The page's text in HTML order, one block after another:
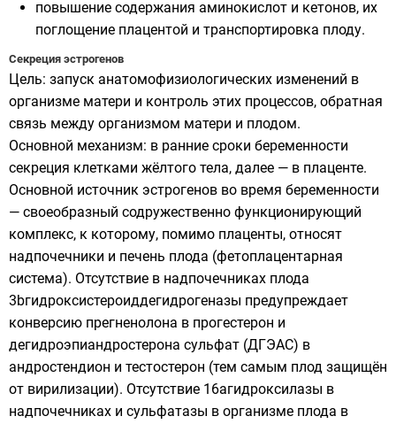
повышение содержания аминокислот и кетонов, их
поглощение плацентой и транспортировка плоду.
Секреция эстрогенов
Цель: запуск анатомофизиологических изменений в
организме матери и контроль этих процессов, обратная
связь между организмом матери и плодом.
Основной механизм: в ранние сроки беременности
секреция клетками жёлтого тела, далее — в плаценте.
Основной источник эстрогенов во время беременности
— своеобразный содружественно функционирующий
комплекс, к которому, помимо плаценты, относят
надпочечники и печень плода (фетоплацентарная
система). Отсутствие в надпочечниках плода
3bгидроксистероиддегидрогеназы предупреждает
конверсию прегненолона в прогестерон и
дегидроэпиандростерона сульфат (ДГЭАС) в
андростендион и тестостерон (тем самым плод защищён
от вирилизации). Отсутствие 16aгидроксилазы в
надпочечниках и сульфатазы в организме плода в